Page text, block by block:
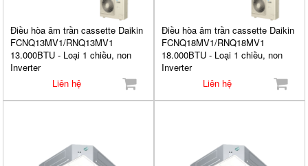
Điều hòa âm trần cassette Daikin
FCNQ13MV1/RNQ13MV1
13.000BTU - Loại 1 chiều, non
Inverter
Liên hệ
Điều hòa âm trần cassette Daikin
FCNQ18MV1/RNQ18MV1
18.000BTU - Loại 1 chiều, non
Inverter
Liên hệ